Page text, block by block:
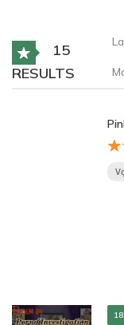
15
RESULTS